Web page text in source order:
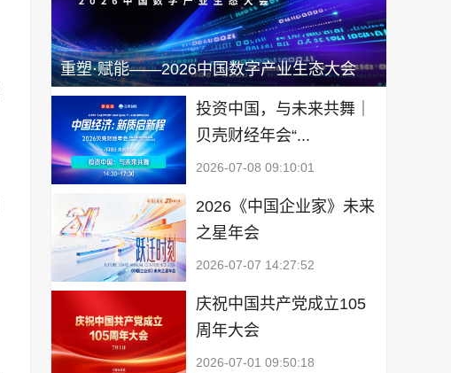
重塑·赋能——2026中国数字产业生态大会
投资中国，与未来共舞｜
贝壳财经年会“...
2026-07-08 09:10:01
2026《中国企业家》未来
之星年会
2026-07-07 14:27:52
庆祝中国共产党成立105
周年大会
2026-07-01 09:50:18